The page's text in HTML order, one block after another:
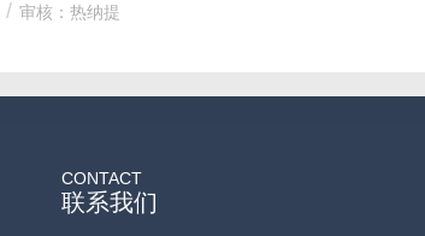
审核：热纳提
CONTACT
联系我们